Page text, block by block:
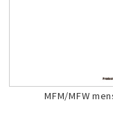
MFM/MFW